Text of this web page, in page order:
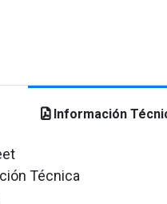
Información
Técnica